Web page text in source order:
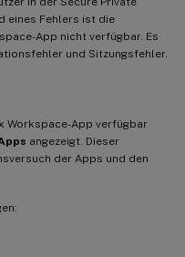
eines Fehlers ist die
App nicht verfügbar. Es
und Sitzungsfehler.
Workspace-App verfügbar
angezeigt. Dieser
der Apps und den